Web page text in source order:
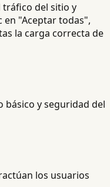
tráfico del sitio y
en "Aceptar todas",
la carga correcta de
básico y seguridad del
los usuarios